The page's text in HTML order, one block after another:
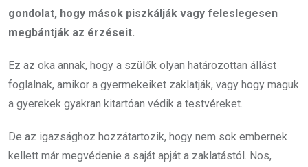
gondolat, hogy mások piszkálják vagy feleslegesen
megbántják az érzéseit.
Ez az oka annak, hogy a szülők olyan határozottan állást
foglalnak, amikor a gyermekeiket zaklatják, vagy hogy maguk
a gyerekek gyakran kitartóan védik a testvéreket.
De az igazsághoz hozzátartozik, hogy nem sok embernek
kellett már megvédenie a saját apját a zaklatástól. Nos,